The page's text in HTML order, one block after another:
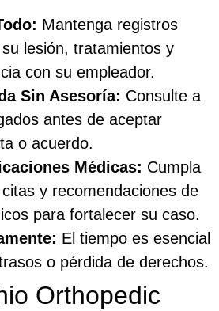
Mantenga registros
lesión, tratamientos y
con su empleador.
Sin Asesoría: Consulte a
antes de aceptar
o acuerdo.
Médicas: Cumpla
y recomendaciones de
para fortalecer su caso.
El tiempo es esencial
o pérdida de derechos.
Orthopedic